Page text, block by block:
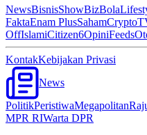
NewsBisnisShowBizBola
FaktaEnam PlusSahamCrypto
OffIslamiCitizen6OpiniFeeds
KontakKebijakan Privasi
News
PolitikPeristiwaMegapolitan
MPR RIWarta DPR